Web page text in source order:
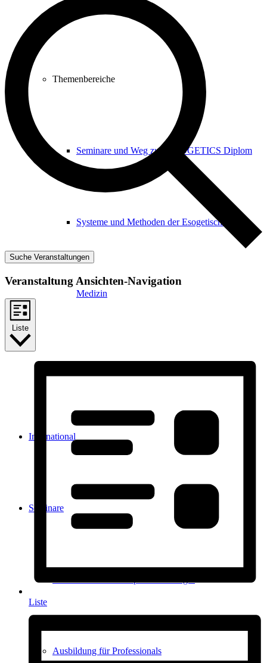
Themenbereiche
Seminare und Weg zum ESOGETICS Diplom
Systeme und Methoden der Esogetischen
Medizin
International
Seminare
Ausbildung für Professionals
Suche Veranstaltungen
Veranstaltung Ansichten-Navigation
Liste
Liste